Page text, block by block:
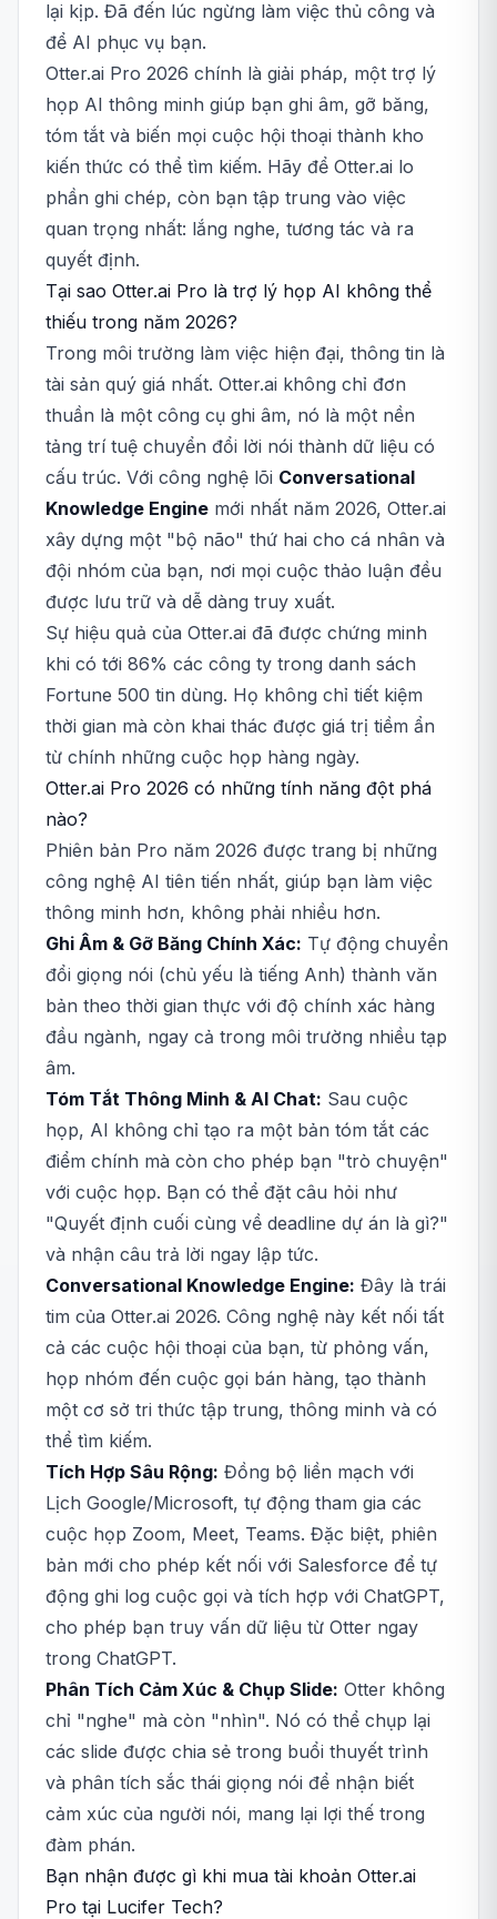
lại kịp. Đã đến lúc ngừng làm việc thủ công và
để AI phục vụ bạn.
Otter.ai Pro 2026 chính là giải pháp, một trợ lý
họp AI thông minh giúp bạn ghi âm, gỡ băng,
tóm tắt và biến mọi cuộc hội thoại thành kho
kiến thức có thể tìm kiếm. Hãy để Otter.ai lo
phần ghi chép, còn bạn tập trung vào việc
quan trọng nhất: lắng nghe, tương tác và ra
quyết định.
Tại sao Otter.ai Pro là trợ lý họp AI không thể
thiếu trong năm 2026?
Trong môi trường làm việc hiện đại, thông tin là
tài sản quý giá nhất. Otter.ai không chỉ đơn
thuần là một công cụ ghi âm, nó là một nền
tảng trí tuệ chuyển đổi lời nói thành dữ liệu có
cấu trúc. Với công nghệ lõi Conversational
Knowledge Engine mới nhất năm 2026, Otter.ai
xây dựng một "bộ não" thứ hai cho cá nhân và
đội nhóm của bạn, nơi mọi cuộc thảo luận đều
được lưu trữ và dễ dàng truy xuất.
Sự hiệu quả của Otter.ai đã được chứng minh
khi có tới 86% các công ty trong danh sách
Fortune 500 tin dùng. Họ không chỉ tiết kiệm
thời gian mà còn khai thác được giá trị tiềm ẩn
từ chính những cuộc họp hàng ngày.
Otter.ai Pro 2026 có những tính năng đột phá
nào?
Phiên bản Pro năm 2026 được trang bị những
công nghệ AI tiên tiến nhất, giúp bạn làm việc
thông minh hơn, không phải nhiều hơn.
Ghi Âm & Gỡ Băng Chính Xác: Tự động chuyển
đổi giọng nói (chủ yếu là tiếng Anh) thành văn
bản theo thời gian thực với độ chính xác hàng
đầu ngành, ngay cả trong môi trường nhiều tạp
âm.
Tóm Tắt Thông Minh & AI Chat: Sau cuộc
họp, AI không chỉ tạo ra một bản tóm tắt các
điểm chính mà còn cho phép bạn "trò chuyện"
với cuộc họp. Bạn có thể đặt câu hỏi như
"Quyết định cuối cùng về deadline dự án là gì?"
và nhận câu trả lời ngay lập tức.
Conversational Knowledge Engine: Đây là trái
tim của Otter.ai 2026. Công nghệ này kết nối tất
cả các cuộc hội thoại của bạn, từ phỏng vấn,
họp nhóm đến cuộc gọi bán hàng, tạo thành
một cơ sở tri thức tập trung, thông minh và có
thể tìm kiếm.
Tích Hợp Sâu Rộng: Đồng bộ liền mạch với
Lịch Google/Microsoft, tự động tham gia các
cuộc họp Zoom, Meet, Teams. Đặc biệt, phiên
bản mới cho phép kết nối với Salesforce để tự
động ghi log cuộc gọi và tích hợp với ChatGPT,
cho phép bạn truy vấn dữ liệu từ Otter ngay
trong ChatGPT.
Phân Tích Cảm Xúc & Chụp Slide: Otter không
chỉ "nghe" mà còn "nhìn". Nó có thể chụp lại
các slide được chia sẻ trong buổi thuyết trình
và phân tích sắc thái giọng nói để nhận biết
cảm xúc của người nói, mang lại lợi thế trong
đàm phán.
Bạn nhận được gì khi mua tài khoản Otter.ai
Pro tại Lucifer Tech?